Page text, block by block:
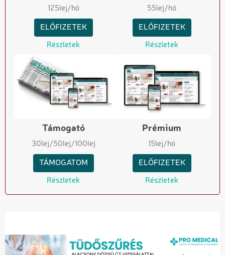
125lej/hó
ELŐFIZETEK
Részletek
55lej/hó
ELŐFIZETEK
Részletek
Támogató
30lej/50lej/100lej
TÁMOGATOM
Részletek
Prémium
15lej/hó
ELŐFIZETEK
Részletek